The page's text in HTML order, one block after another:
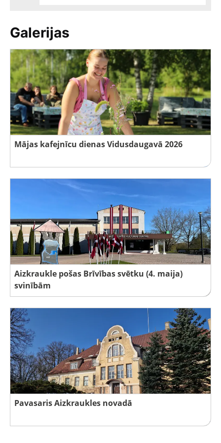
Galerijas
Mājas kafejnīcu dienas Vidusdaugavā 2026
Aizkraukle pošas Brīvības svētku (4. maija)
svinībām
Pavasaris Aizkraukles novadā